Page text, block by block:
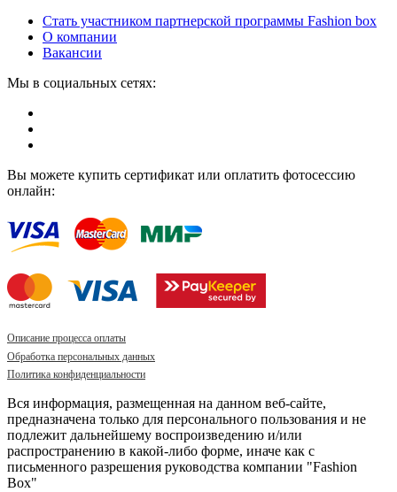
Стать участником партнерской программы Fashion box
О компании
Вакансии
Мы в социальных сетях:
Вы можете купить сертификат или оплатить фотосессию
онлайн:
Описание процесса оплаты
Обработка персональных данных
Политика конфиденциальности
Вся информация, размещенная на данном веб-сайте,
предназначена только для персонального пользования и не
подлежит дальнейшему воспроизведению и/или
распространению в какой-либо форме, иначе как с
письменного разрешения руководства компании "Fashion
Box"